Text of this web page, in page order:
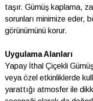
taşır. Gümüş kaplama,
sorunları minimize eder,
görünümünü korur.
Uygulama Alanları
Yapay İthal Çiçekli
veya özel etkinliklerde
yarattığı atmosfer ile